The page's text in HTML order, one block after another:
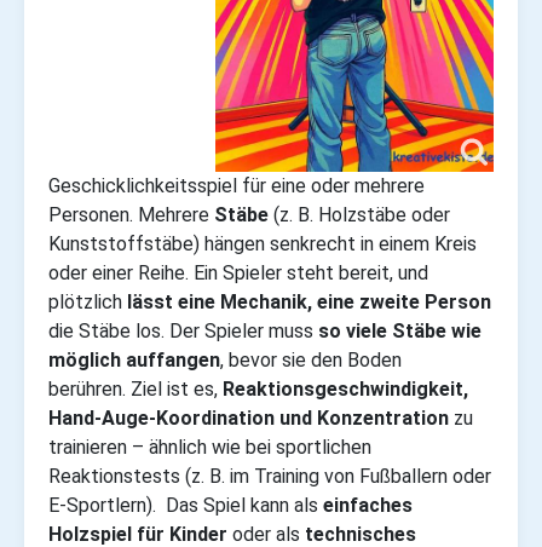
Geschicklichkeitsspiel für eine oder mehrere
Personen. Mehrere Stäbe (z. B. Holzstäbe oder
Kunststoffstäbe) hängen senkrecht in einem Kreis
oder einer Reihe. Ein Spieler steht bereit, und
plötzlich lässt eine Mechanik, eine zweite Person
die Stäbe los. Der Spieler muss so viele Stäbe wie
möglich auffangen, bevor sie den Boden
berühren. Ziel ist es, Reaktionsgeschwindigkeit,
Hand-Auge-Koordination und Konzentration zu
trainieren – ähnlich wie bei sportlichen
Reaktionstests (z. B. im Training von Fußballern oder
E-Sportlern). Das Spiel kann als einfaches
Holzspiel für Kinder oder als technisches